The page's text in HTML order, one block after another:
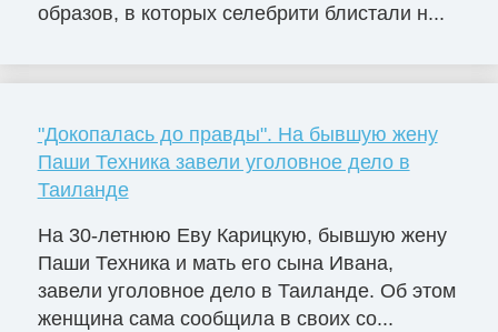
образов, в которых селебрити блистали н...
"Докопалась до правды". На бывшую жену
Паши Техника завели уголовное дело в
Таиланде
На 30-летнюю Еву Карицкую, бывшую жену
Паши Техника и мать его сына Ивана,
завели уголовное дело в Таиланде. Об этом
женщина сама сообщила в своих со...